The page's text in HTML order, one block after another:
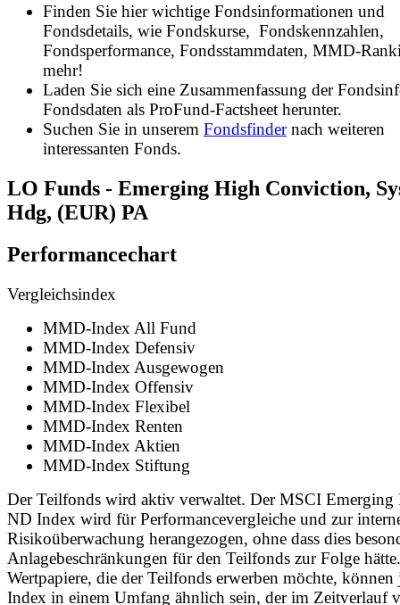
Finden Sie hier wichtige Fondsinformationen und
Fondsdetails, wie Fondskurse, Fondskennzahlen,
Fondsperformance, Fondsstammdaten, MMD-
mehr!
Laden Sie sich eine Zusammenfassung der
Fondsdaten als ProFund-Factsheet herunter.
Suchen Sie in unserem Fondsfindernach weiteren
interessanten Fonds.
LO Funds - Emerging High Conviction,
Hdg, (EUR) PA
Performancechart
Vergleichsindex
MMD-Index All Fund
MMD-Index Defensiv
MMD-Index Ausgewogen
MMD-Index Offensiv
MMD-Index Flexibel
MMD-Index Renten
MMD-Index Aktien
MMD-Index Stiftung
Der Teilfonds wird aktiv verwaltet. Der MSCI Emerging
ND Index wird für Performancevergleiche und zur
Risikoüberwachung herangezogen, ohne dass dies
Anlagebeschränkungen für den Teilfonds zur Folge
Wertpapiere, die der Teilfonds erwerben möchte, können
Index in einem Umfang ähnlich sein, der im Zeitverlauf